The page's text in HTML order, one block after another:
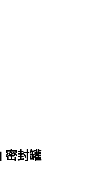
密封罐